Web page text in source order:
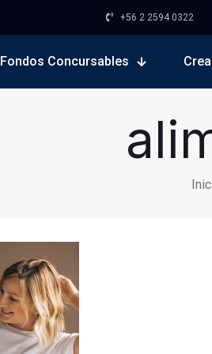
+56 2 2594 0322
Fondos Concursables